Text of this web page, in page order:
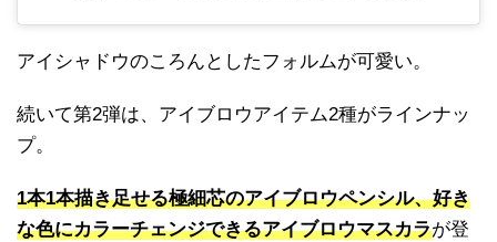
アイシャドウのころんとしたフォルムが可愛い。
続いて第2弾は、アイブロウアイテム2種がラインナッ
プ。
1本1本描き足せる極細芯のアイブロウペンシル、好き
な色にカラーチェンジできるアイブロウマスカラが登